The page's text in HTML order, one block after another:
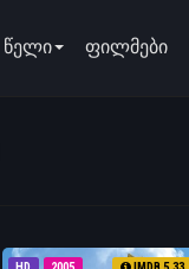
წელი ფილმები